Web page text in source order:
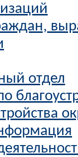
отдел